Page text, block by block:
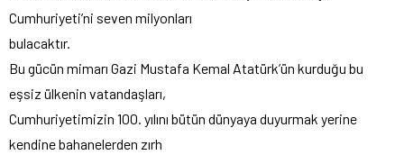
Cumhuriyeti’ni seven milyonları
bulacaktır.
Bu gücün mimarı Gazi Mustafa Kemal Atatürk’ün kurduğu bu
eşsiz ülkenin vatandaşları,
Cumhuriyetimizin 100. yılını bütün dünyaya duyurmak yerine
kendine bahanelerden zırh